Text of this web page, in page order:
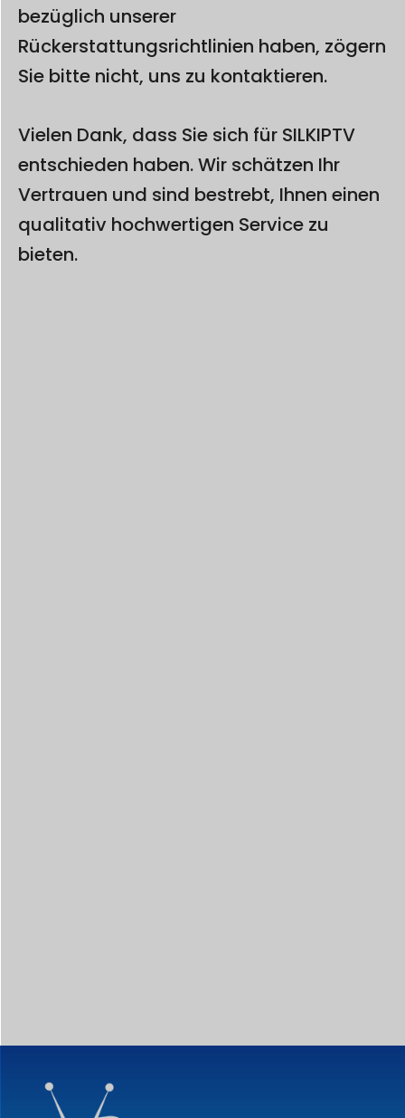
bezüglich unserer
Rückerstattungsrichtlinien haben, zögern
Sie bitte nicht, uns zu kontaktieren.
Vielen Dank, dass Sie sich für SILKIPTV
entschieden haben. Wir schätzen Ihr
Vertrauen und sind bestrebt, Ihnen einen
qualitativ hochwertigen Service zu
bieten.